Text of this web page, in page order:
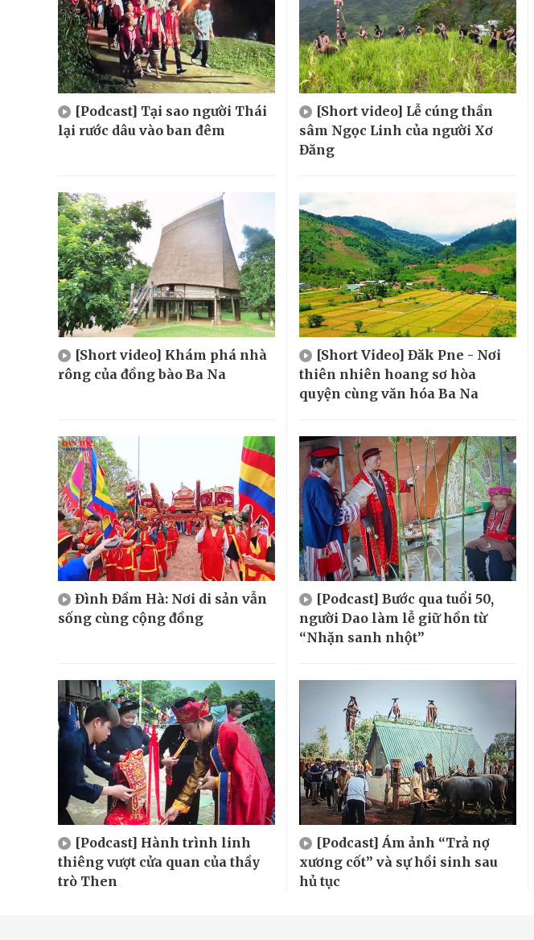
[Podcast] Tại sao người Thái
lại rước dâu vào ban đêm
[Short video] Lễ cúng thần
sâm Ngọc Linh của người Xơ
Đăng
[Short video] Khám phá nhà
rông của đồng bào Ba Na
[Short Video] Đăk Pne - Nơi
thiên nhiên hoang sơ hòa
quyện cùng văn hóa Ba Na
Đình Đầm Hà: Nơi di sản vẫn
sống cùng cộng đồng
[Podcast] Bước qua tuổi 50,
người Dao làm lễ giữ hồn từ
“Nhặn sanh nhột”
[Podcast] Hành trình linh
thiêng vượt cửa quan của thầy
trò Then
[Podcast] Ám ảnh “Trả nợ
xương cốt” và sự hồi sinh sau
hủ tục